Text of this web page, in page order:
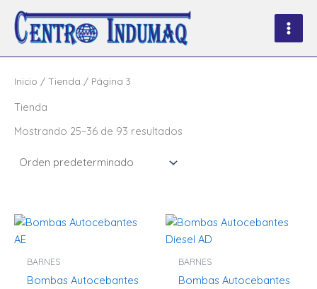
contenido
Inicio / Tienda / Página 3
Tienda
Mostrando 25–36 de 93 resultados
BARNES
Bombas Autocebantes
BARNES
Bombas Autocebantes